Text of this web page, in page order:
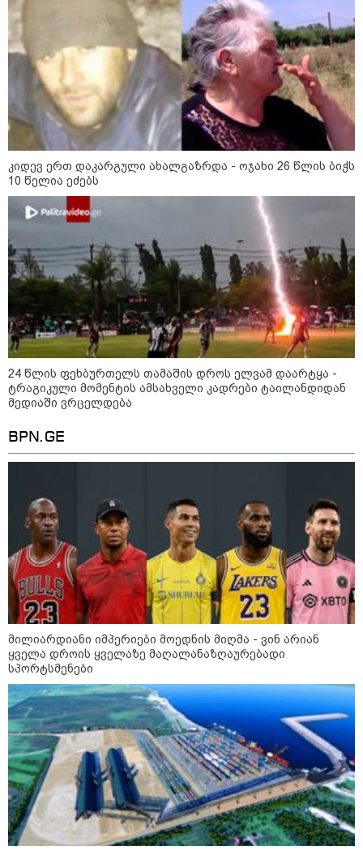
უნცია ოქრო დღიურად 101
დოლარით გაძვირდა - რა ღირს
გრამი საქართველოში?
კონფლიქტები
ოკუპირებულ აფხაზეთში საწვავის
დეფიციტია, კილომეტრიანი რიგები და
შეზღუდვა საწვავის ჩასხმაზე - რა
ინფორმაციას აქვეყნებს "დემოკრატიის
კვლევის ინსტიტუტი“
14:23 / 05-08-2026
ევროპელმა და რუსმა ყოფილმა
მაღალჩინოსნებმა უკრაინაში
არის ცნობილი შეხვედრაზე
09:55 / 05-08-2026
მორიგი თავდასხმა Wildberries-
ის საწყობზე - დრონებით
თავდასხმის შემდეგ, ტულას
ოლქში მდებარე საწყობში
ხანძარია
კიდევ ერთ დაკარგული ახალგაზრდა - ოჯახი 26 წლის ბიჭს
10 წელია ეძებს
24 წლის ფეხბურთელს თამაშის დროს ელვამ დაარტყა -
ტრაგიკული მომენტის ამსახველი კადრები ტაილანდიდან
მედიაში ვრცელდება
BPN.GE
მილიარდიანი იმპერიები მოედნის მიღმა - ვინ არიან
ყველა დროის ყველაზე მაღალანაზღაურებადი
სპორტსმენები